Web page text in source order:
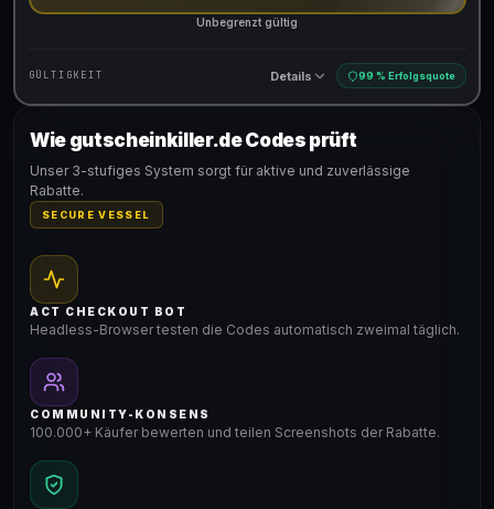
Unbegrenzt gültig
GÜLTIGKEIT Details 99 % Erfolgsquote
Gültig für teilnehmende Produkte
Wie gutscheinkiller.de Codes prüft
Unser 3-stufiges System sorgt für aktive und zuverlässige
Rabatte.
SECURE VESSEL
ACT CHECKOUT BOT
Headless-Browser testen die Codes automatisch zweimal täglich.
COMMUNITY-KONSENS
100.000+ Käufer bewerten und teilen Screenshots der Rabatte.